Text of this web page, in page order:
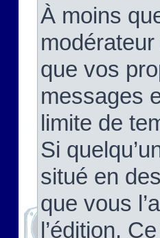
À moins
que vos
messages
limite de
Si
situé en
que vous
l’édition.